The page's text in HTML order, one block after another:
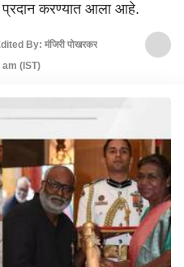
प्रदान करण्यात आला आहे.
By: मंजिरी पोखरकर
(IST)